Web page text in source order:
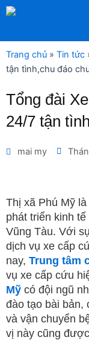
Nhảy
dung
Trang chủ » Tin tức
tận tình,chu đáo
Tổng đài
24/7 tận
mai my
Thị xã Phú Mỹ
phát triển kinh
Vũng Tàu. Với
dịch vụ xe cấp
nay, Trung tâm
vụ xe cấp cứu
Mỹ có đội ngũ
đào tạo bài bản,
và vận chuyển
vị này cũng